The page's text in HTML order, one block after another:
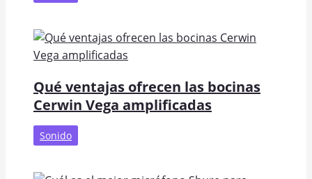
Qué ventajas ofrecen las bocinas
Cerwin Vega amplificadas
Sonido